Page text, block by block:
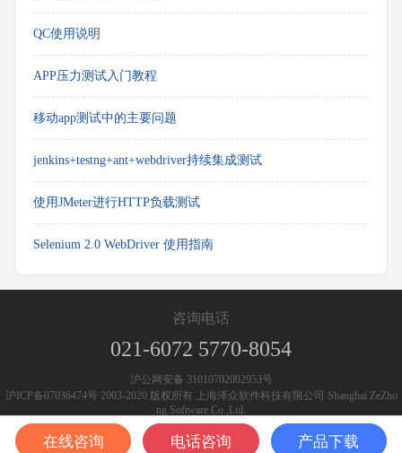
QC使用说明
APP压力测试入门教程
移动app测试中的主要问题
jenkins+testng+ant+webdriver持续集成测试
使用JMeter进行HTTP负载测试
Selenium 2.0 WebDriver 使用指南
咨询电话
021-6072 5770-8054
沪公网安备 31010702002953号
沪ICP备07036474号 2003-2020 版权所有 上海泽众软件科技有限公司 Shanghai ZeZho
ng Software Co.,Ltd.
在线咨询 电话咨询 产品下载